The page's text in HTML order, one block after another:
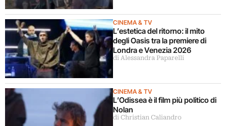
CINEMA & TV
L’estetica del ritorno: il mito
degli Oasis tra la premiere di
Londra e Venezia 2026
di Alessandra Paparelli
CINEMA & TV
L’Odissea è il film più politico di
Nolan
di Christian Caliandro